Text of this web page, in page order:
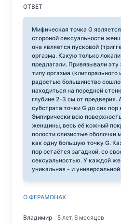
ОТВЕТ
Мифическая точка G
стороной сексуальности
она является пусковой
оргазма. Какую только
предлагали. Привязывали эту
типу оргазма (клиторального
радостью большинство
находиться на передней
глубине 2-3 см от предверия.
субстрата точки G до сих пор
Эмпирически всю
женщины, весь её кожный
полости слизистые оболочки
как одну большую точку G.
пор остаётся загадкой, со
сексуальностью. У каждой
уникальная - и
О ФЕРАМОНАХ
Владимир 5 лет, 6 месяцев